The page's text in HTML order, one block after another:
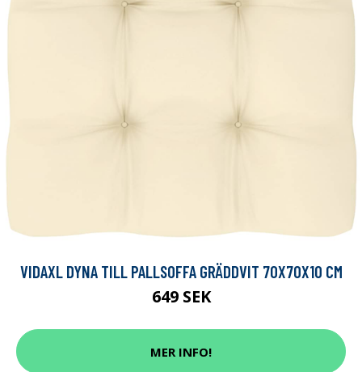
VIDAXL DYNA TILL PALLSOFFA GRÄDDVIT 70X70X10 CM
649 SEK
MER INFO!